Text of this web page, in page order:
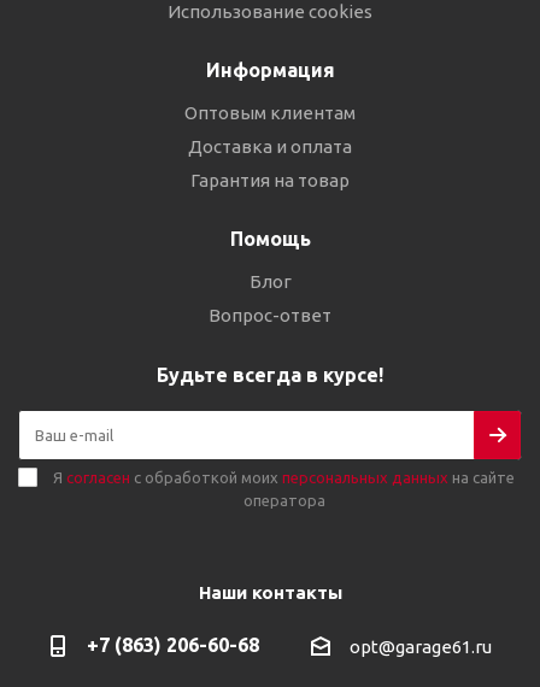
Использование cookies
Информация
Оптовым клиентам
Доставка и оплата
Гарантия на товар
Помощь
Блог
Вопрос-ответ
Будьте всегда в курсе!
Я согласен с обработкой моих персональных данных на сайте
оператора
Наши контакты
+7 (863) 206-60-68 opt@garage61.ru